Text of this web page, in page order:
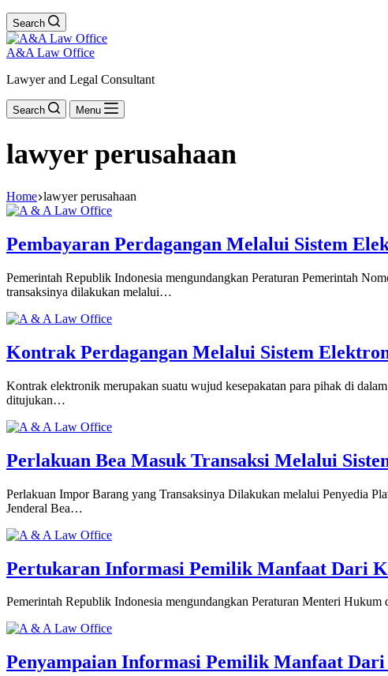
Search
A&A Law Office
Lawyer and Legal Consultant
Search Menu
lawyer perusahaan
Home lawyer perusahaan
Pembayaran Perdagangan Melalui Sistem
Pemerintah Republik Indonesia mengundangkan Peraturan Pemerintah
transaksinya dilakukan melalui…
Kontrak Perdagangan Melalui Sistem
Kontrak elektronik merupakan suatu wujud kesepakatan para pihak di
ditujukan…
Perlakuan Bea Masuk Transaksi Melalui
Perlakuan Impor Barang yang Transaksinya Dilakukan melalui Penyedia
Jenderal Bea…
Pertukaran Informasi Pemilik Manfaat Dari
Pemerintah Republik Indonesia mengundangkan Peraturan Menteri
Penyampaian Informasi Pemilik Manfaat